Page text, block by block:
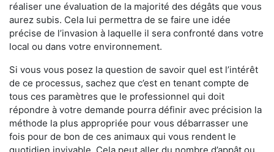
réaliser une évaluation de la majorité des dégâts que vous
aurez subis. Cela lui permettra de se faire une idée
précise de l’invasion à laquelle il sera confronté dans votre
local ou dans votre environnement.
Si vous vous posez la question de savoir quel est l’intérêt
de ce processus, sachez que c’est en tenant compte de
tous ces paramètres que le professionnel qui doit
répondre à votre demande pourra définir avec précision la
méthode la plus appropriée pour vous débarrasser une
fois pour de bon de ces animaux qui vous rendent le